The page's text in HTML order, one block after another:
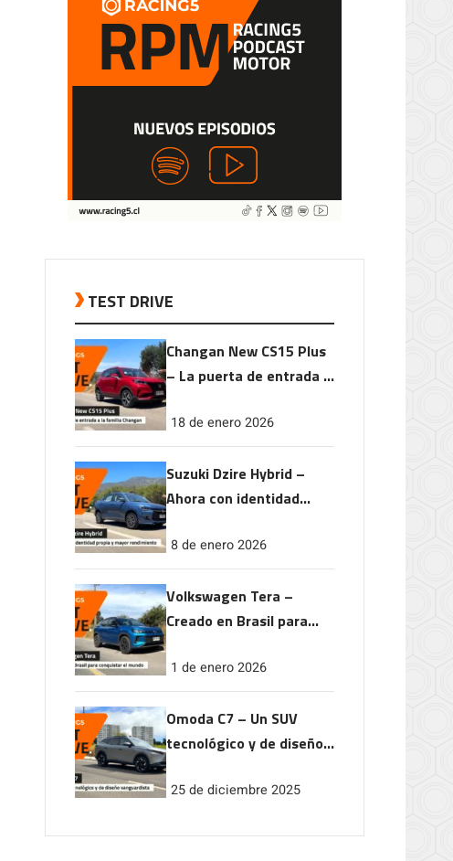
TEST DRIVE
Changan New CS15 Plus
– La puerta de entrada a
18 de enero 2026
Suzuki Dzire Hybrid –
Ahora con identidad
rendimiento
8 de enero 2026
Volkswagen Tera –
Creado en Brasil para
1 de enero 2026
Omoda C7 – Un SUV
tecnológico y de diseño
25 de diciembre 2025